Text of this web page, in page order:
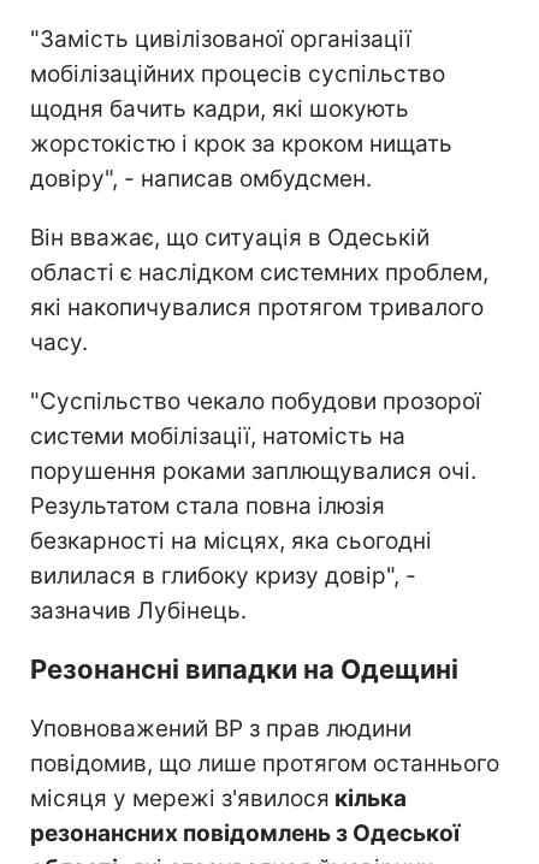
"Замість цивілізованої організації
мобілізаційних процесів суспільство
щодня бачить кадри, які шокують
жорстокістю і крок за кроком нищать
довіру", - написав омбудсмен.
Він вважає, що ситуація в Одеській
області є наслідком системних проблем,
які накопичувалися протягом тривалого
часу.
"Суспільство чекало побудови прозорої
системи мобілізації, натомість на
порушення роками заплющувалися очі.
Результатом стала повна ілюзія
безкарності на місцях, яка сьогодні
вилилася в глибоку кризу довір", -
зазначив Лубінець.
Резонансні випадки на Одещині
Уповноважений ВР з прав людини
повідомив, що лише протягом останнього
місяця у мережі з'явилося кілька
резонансних повідомлень з Одеської